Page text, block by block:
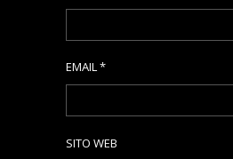
EMAIL*
SITO WEB